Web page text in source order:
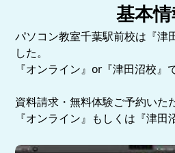
基本
パソコン教室千葉駅前校は『津
した。
『オンライン』or『津田沼校』
資料請求・無料体験ご予約いた
『オンライン』もしくは『津田